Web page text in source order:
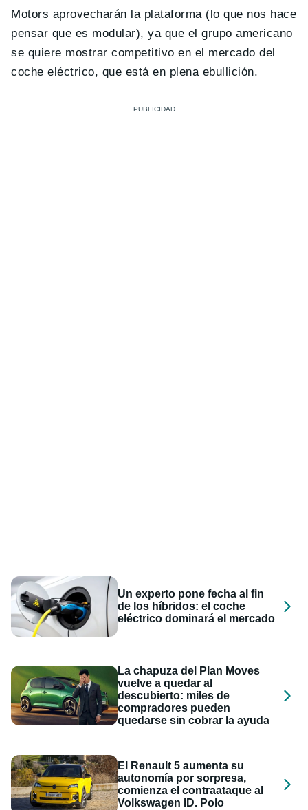
Motors aprovecharán la plataforma (lo que nos hace
pensar que es modular), ya que el grupo americano
se quiere mostrar competitivo en el mercado del
coche eléctrico, que está en plena ebullición.
Un experto pone fecha al fin
de los híbridos: el coche
eléctrico dominará el mercado
La chapuza del Plan Moves
vuelve a quedar al
descubierto: miles de
compradores pueden
quedarse sin cobrar la ayuda
El Renault 5 aumenta su
autonomía por sorpresa,
comienza el contraataque al
Volkswagen ID. Polo